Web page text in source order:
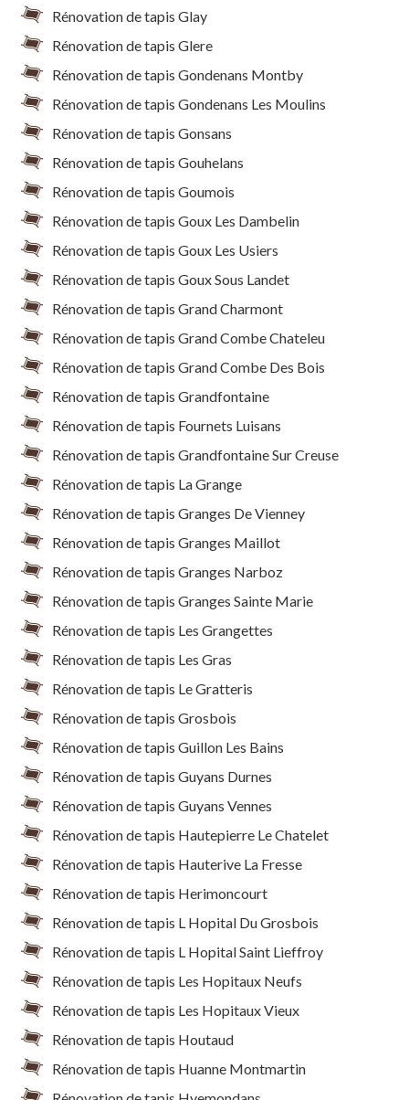
Rénovation de tapis Glay
Rénovation de tapis Glere
Rénovation de tapis Gondenans Montby
Rénovation de tapis Gondenans Les Moulins
Rénovation de tapis Gonsans
Rénovation de tapis Gouhelans
Rénovation de tapis Goumois
Rénovation de tapis Goux Les Dambelin
Rénovation de tapis Goux Les Usiers
Rénovation de tapis Goux Sous Landet
Rénovation de tapis Grand Charmont
Rénovation de tapis Grand Combe Chateleu
Rénovation de tapis Grand Combe Des Bois
Rénovation de tapis Grandfontaine
Rénovation de tapis Fournets Luisans
Rénovation de tapis Grandfontaine Sur Creuse
Rénovation de tapis La Grange
Rénovation de tapis Granges De Vienney
Rénovation de tapis Granges Maillot
Rénovation de tapis Granges Narboz
Rénovation de tapis Granges Sainte Marie
Rénovation de tapis Les Grangettes
Rénovation de tapis Les Gras
Rénovation de tapis Le Gratteris
Rénovation de tapis Grosbois
Rénovation de tapis Guillon Les Bains
Rénovation de tapis Guyans Durnes
Rénovation de tapis Guyans Vennes
Rénovation de tapis Hautepierre Le Chatelet
Rénovation de tapis Hauterive La Fresse
Rénovation de tapis Herimoncourt
Rénovation de tapis L Hopital Du Grosbois
Rénovation de tapis L Hopital Saint Lieffroy
Rénovation de tapis Les Hopitaux Neufs
Rénovation de tapis Les Hopitaux Vieux
Rénovation de tapis Houtaud
Rénovation de tapis Huanne Montmartin